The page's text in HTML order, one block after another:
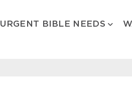
URGENT BIBLE NEEDS